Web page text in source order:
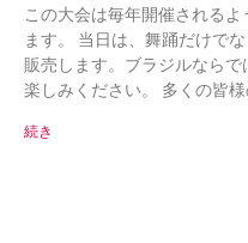
この大会は毎年開催される
ます。 当日は、舞踊だけで
販売します。ブラジルなら
楽しみください。 多くの皆
続き